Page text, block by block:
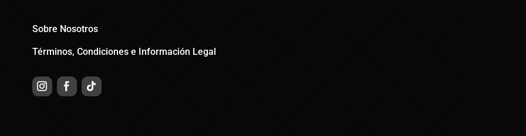
Sobre Nosotros
Términos, Condiciones e Información Legal